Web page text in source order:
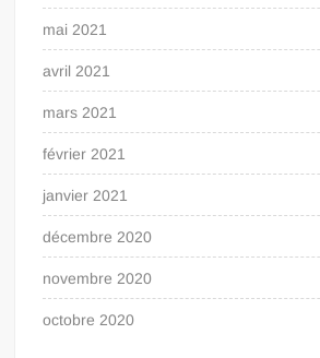
mai 2021
avril 2021
mars 2021
février 2021
janvier 2021
décembre 2020
novembre 2020
octobre 2020